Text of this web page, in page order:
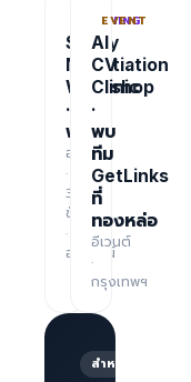
TRAINING
Salary
Negotiation
Workshop
·
ฟรี
อบรม
·
3
ชั่วโมง
·
ออนไลน์
EVENT
AI
CV
Clinic
·
พบ
ทีม
GetLinks
ที่
ทองหล่อ
อีเวนต์
·
กรุงเทพฯ
สำหรับนายจ้าง